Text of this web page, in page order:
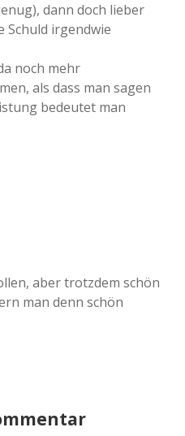
dann doch lieber
Schuld irgendwie
noch mehr
als dass man sagen
bedeutet man
aber trotzdem schön
man denn schön